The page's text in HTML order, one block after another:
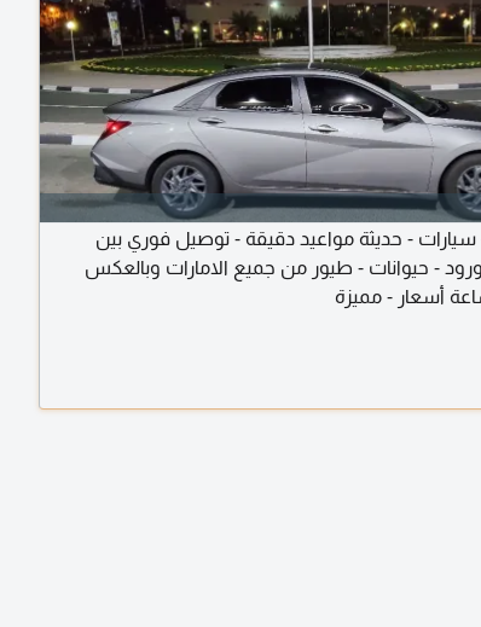
- حديثة مواعيد دقيقة - توصيل فوري بين
ورود - حيوانات - طيور من جميع الامارات وبالعكس